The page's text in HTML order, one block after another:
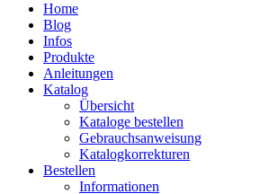
Home
Blog
Infos
Produkte
Anleitungen
Katalog
Übersicht
Kataloge bestellen
Gebrauchsanweisung
Katalogkorrekturen
Bestellen
Informationen